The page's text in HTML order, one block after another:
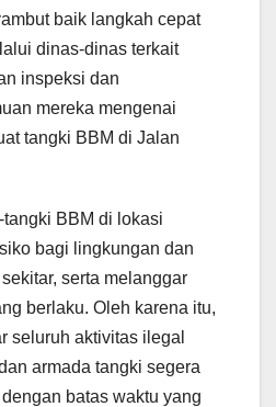
baik langkah cepat
dinas-dinas terkait
inspeksi dan
mereka mengenai
tangki BBM di Jalan
BBM di lokasi
bagi lingkungan dan
serta melanggar
berlaku. Oleh karena itu,
seluruh aktivitas ilegal
armada tangki segera
batas waktu yang